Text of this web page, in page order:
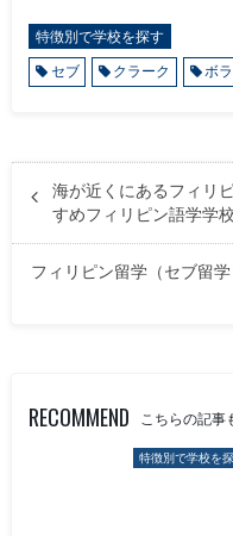
特徴別で学校を探す
セブ
クラーク ボ
海が近くにあるフィリ
すめフィリピン語学学
フィリピン留学（セブ留
RECOMMEND こちらの記事
特徴別で学校を